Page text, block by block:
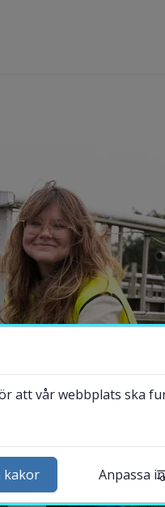
att vår webbplats ska
kakor Anpassa